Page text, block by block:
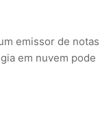
emissor de notas
em nuvem pode